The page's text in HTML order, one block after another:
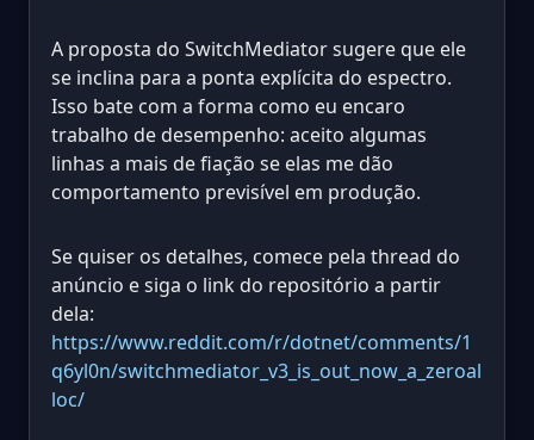
A proposta do SwitchMediator sugere que ele
se inclina para a ponta explícita do espectro.
Isso bate com a forma como eu encaro
trabalho de desempenho: aceito algumas
linhas a mais de fiação se elas me dão
comportamento previsível em produção.
Se quiser os detalhes, comece pela thread do
anúncio e siga o link do repositório a partir
dela:
https://www.reddit.com/r/dotnet/comments/1
q6yl0n/switchmediator_v3_is_out_now_a_zeroal
loc/